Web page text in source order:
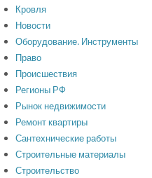
Кровля
Новости
Оборудование. Инструменты
Право
Происшествия
Регионы РФ
Рынок недвижимости
Ремонт квартиры
Сантехнические работы
Строительные материалы
Строительство